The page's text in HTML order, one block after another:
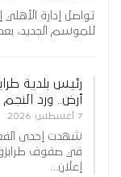
تواصل إدارة
للموسم الجديد،
رئيس بلدية
أرض.. ورد
7 أغسطس 2026
شهدت إحدى
في صفوف
إعلان…